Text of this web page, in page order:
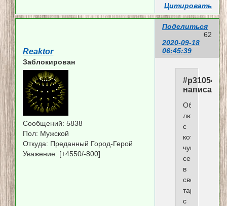
Цитировать
Поделиться
62
2020-09-18
06:45:39
Reaktor
Заблокирован
Сообщений: 5838
Пол: Мужской
Откуда: Преданный Город-Герой
Уважение: [+4550/-800]
Обожаю
людей,
с
которыми
чувствуешь
себя
в
своей
тарелке
с